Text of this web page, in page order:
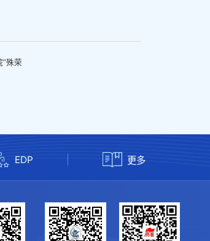
殊荣
EDP 更多